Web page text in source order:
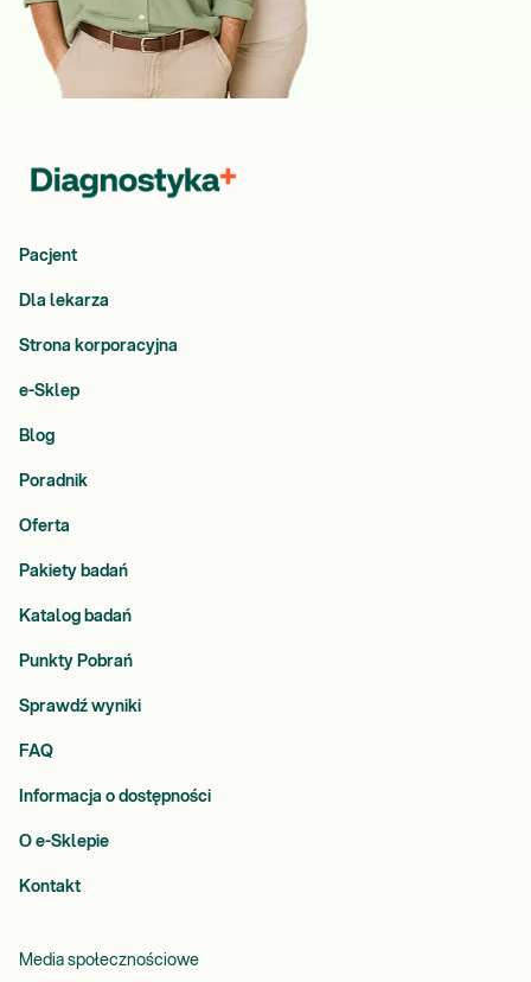
Pacjent
Dla lekarza
Strona korporacyjna
e-Sklep
Blog
Poradnik
Oferta
Pakiety badań
Katalog badań
Punkty Pobrań
Sprawdź wyniki
FAQ
Informacja o dostępności
O e-Sklepie
Kontakt
Media społecznościowe